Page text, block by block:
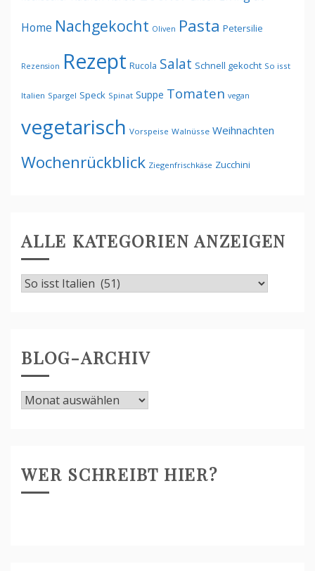
Home Nachgekocht Oliven Pasta Petersilie
Rezension Rezept Rucola Salat Schnell gekocht So isst
Italien Spargel Speck Spinat Suppe Tomaten vegan
vegetarisch Vorspeise Walnüsse Weihnachten
Wochenrückblick Ziegenfrischkäse Zucchini
ALLE KATEGORIEN ANZEIGEN
Alle
BLOG-ARCHIV
Blog-
WER SCHREIBT HIER?